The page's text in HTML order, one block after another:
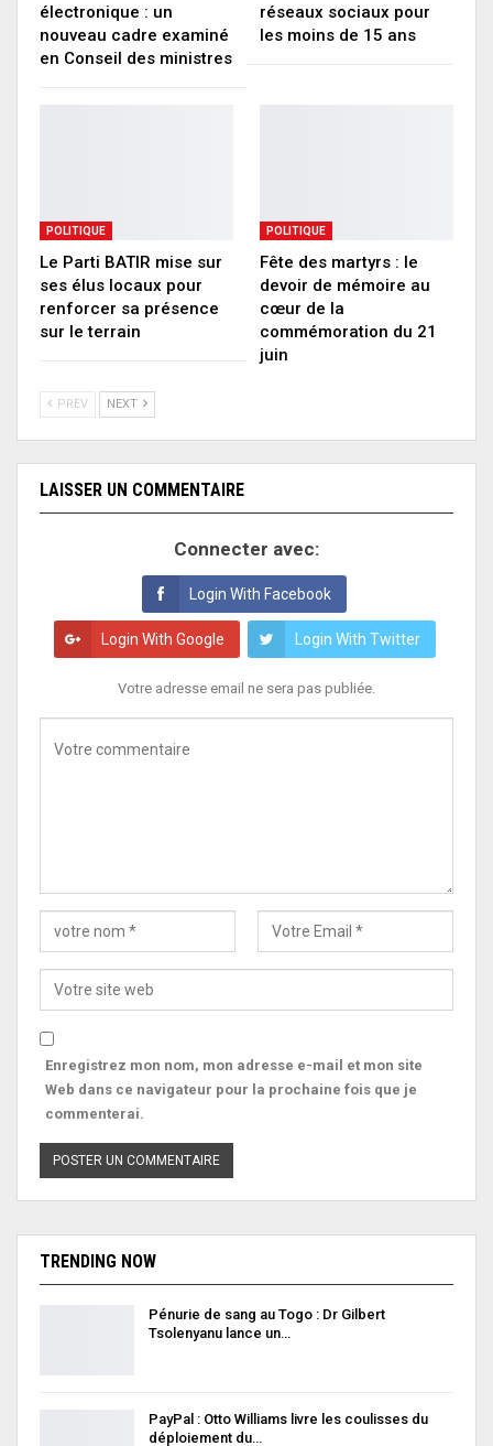
électronique : un
nouveau cadre examiné
en Conseil des ministres
réseaux sociaux pour
les moins de 15 ans
POLITIQUE
Le Parti BATIR mise sur
ses élus locaux pour
renforcer sa présence
sur le terrain
POLITIQUE
Fête des martyrs : le
devoir de mémoire au
cœur de la
commémoration du 21
juin
PREV NEXT
LAISSER UN COMMENTAIRE
Connecter avec:
Login With Facebook
Login With Google Login With Twitter
Votre adresse email ne sera pas publiée.
Enregistrez mon nom, mon adresse e-mail et mon site
Web dans ce navigateur pour la prochaine fois que je
commenterai.
TRENDING NOW
Pénurie de sang au Togo : Dr Gilbert
Tsolenyanu lance un…
PayPal : Otto Williams livre les coulisses du
déploiement du…